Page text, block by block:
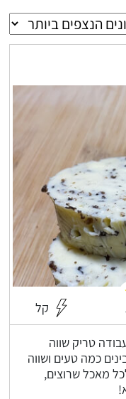
קל
טריק שווה
כמה טעים ושווה
מאכל שרוצים,